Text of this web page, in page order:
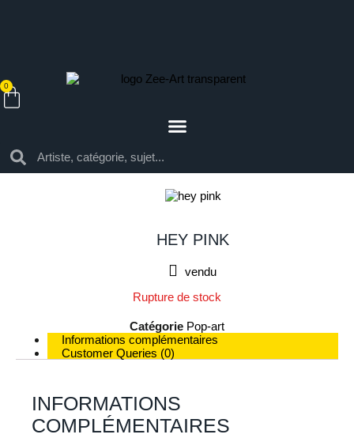
0
HEY PINK
vendu
Rupture de stock
Catégorie Pop-art
Informations complémentaires
Customer Queries (0)
INFORMATIONS
COMPLÉMENTAIRES